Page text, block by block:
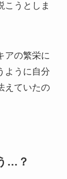
こうとしま
アの繁栄に
ように自分
えていたの
…？